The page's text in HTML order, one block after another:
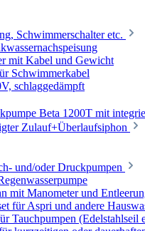
Schwimmerschalter etc.
mit Kabel und Gewicht
Schwimmerkabel
schlaggedämpft
Beta 1200T mit
Zulauf+Überlaufsiphon
und/oder Druckpumpen
mit Manometer und
für Aspri und andere
Tauchpumpen (Edelstahlseil